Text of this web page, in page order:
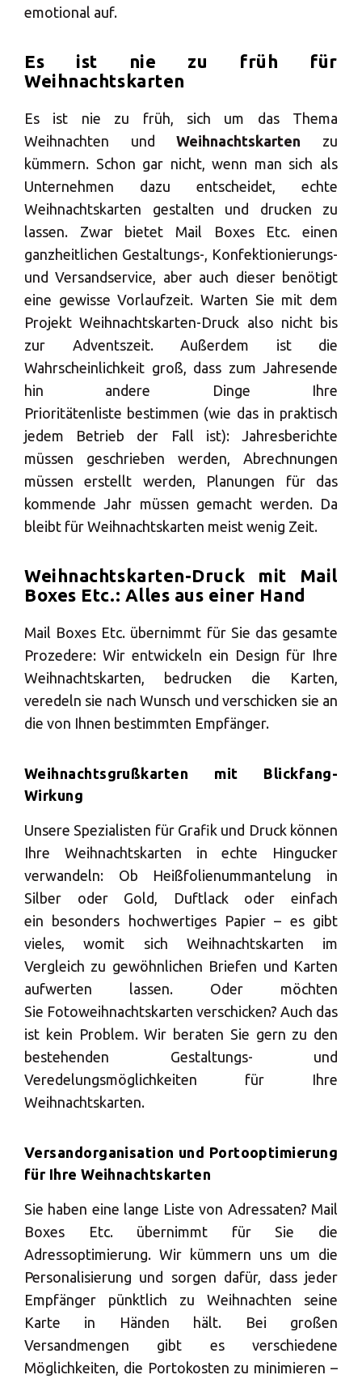
emotional auf.
Es ist nie zu früh für
Weihnachtskarten
Es ist nie zu früh, sich um das Thema
Weihnachten undWeihnachtskarten zu
kümmern. Schon gar nicht, wenn man sich als
Unternehmen dazu entscheidet, echte
Weihnachtskarten gestalten und drucken zu
lassen. Zwar bietet Mail Boxes Etc. einen
ganzheitlichen Gestaltungs-, Konfektionierungs-
und Versandservice, aber auch dieser benötigt
eine gewisse Vorlaufzeit. Warten Sie mit dem
Projekt Weihnachtskarten-Druck also nicht bis
zur Adventszeit. Außerdem ist die
Wahrscheinlichkeit groß, dass zum Jahresende
hin andere Dinge Ihre
Prioritätenliste bestimmen (wie das in praktisch
jedem Betrieb der Fall ist): Jahresberichte
müssen geschrieben werden, Abrechnungen
müssen erstellt werden, Planungen für das
kommende Jahr müssen gemacht werden. Da
bleibt für Weihnachtskarten meist wenig Zeit.
Weihnachtskarten-Druck mit Mail
Boxes Etc.: Alles aus einer Hand
Mail Boxes Etc. übernimmt für Sie das gesamte
Prozedere: Wir entwickeln ein Design für Ihre
Weihnachtskarten, bedrucken die Karten,
veredeln sie nach Wunsch und verschicken sie an
die von Ihnen bestimmten Empfänger.
Weihnachtsgrußkarten mit Blickfang-
Wirkung
Unsere Spezialisten für Grafik und Druck können
Ihre Weihnachtskarten in echte Hingucker
verwandeln: Ob Heißfolienummantelung in
Silber oder Gold, Duftlack oder einfach
ein besonders hochwertiges Papier – es gibt
vieles, womit sich Weihnachtskarten im
Vergleich zu gewöhnlichen Briefen und Karten
aufwerten lassen. Oder möchten
Sie Fotoweihnachtskarten verschicken? Auch das
ist kein Problem. Wir beraten Sie gern zu den
bestehenden Gestaltungs- und
Veredelungsmöglichkeiten für Ihre
Weihnachtskarten.
Versandorganisation und Portooptimierung
für Ihre Weihnachtskarten
Sie haben eine lange Liste von Adressaten? Mail
Boxes Etc. übernimmt für Sie die
Adressoptimierung. Wir kümmern uns um die
Personalisierung und sorgen dafür, dass jeder
Empfänger pünktlich zu Weihnachten seine
Karte in Händen hält. Bei großen
Versandmengen gibt es verschiedene
Möglichkeiten, die Portokosten zu minimieren –
Land auswählen
Americas
Asia/Pacific
Central Asia
Europe
Geben Sie die PLZ oder Adresse ein
SUCHEN
Benötigen Sie eine
Alternative?
SUCHEN SIE UNTER DEN ANDEREN 160
MBE CENTERN IN DEUTSCHLAND
Odereröffnen Sie ein MBE Centerin Ihrer
Region.